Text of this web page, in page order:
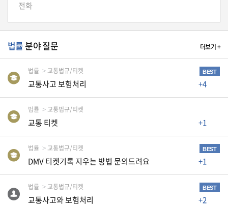
하
기
지
사
항
A
S
K
전화
법률분야 질문 더보기 +
법률 교통법규/티켓 BEST
교통사고 보험처리 +4
법률 교통법규/티켓
교통 티켓 +1
법률 교통법규/티켓 BEST
DMV 티켓기록 지우는 방법 문의드려요 +1
법률 교통법규/티켓 BEST
교통사고와 보험처리 +2